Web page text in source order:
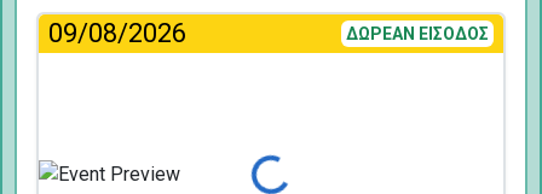
09/08/2026 ΔΩΡΕΑΝ ΕΙΣΟΔΟΣ
Φόρτωση...